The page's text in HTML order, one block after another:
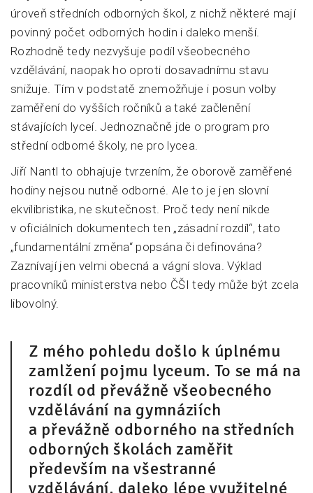
úroveň středních odborných škol, z nichž některé mají
povinný počet odborných hodin i daleko menší.
Rozhodně tedy nezvyšuje podíl všeobecného
vzdělávání, naopak ho oproti dosavadnímu stavu
snižuje. Tím v podstatě znemožňuje i posun volby
zaměření do vyšších ročníků a také začlenění
stávajících lyceí. Jednoznačně jde o program pro
střední odborné školy, ne pro lycea.
Jiří Nantl to obhajuje tvrzením, že oborově zaměřené
hodiny nejsou nutně odborné. Ale to je jen slovní
ekvilibristika, ne skutečnost. Proč tedy není nikde
v oficiálních dokumentech ten „zásadní rozdíl“, tato
„fundamentální změna“ popsána či definována?
Zaznívají jen velmi obecná a vágní slova. Výklad
pracovníků ministerstva nebo ČŠI tedy může být zcela
libovolný.
Z mého pohledu došlo k úplnému
zamlžení pojmu lyceum. To se má na
rozdíl od převážně všeobecného
vzdělávání na gymnáziích
a převážně odborného na středních
odborných školách zaměřit
především na všestranné
vzdělávání, daleko lépe využitelné